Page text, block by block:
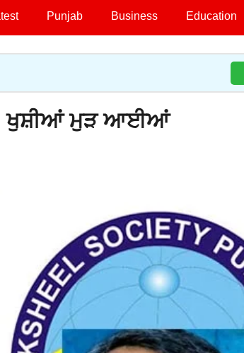
Punjab Business Education
ਖੁਸ਼ੀਆਂ ਮੁੜ ਆਈਆਂ